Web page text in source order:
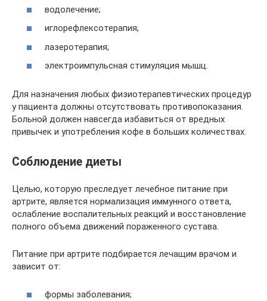
водолечение;
иглорефлексотерапия;
лазеротерапия;
электроимпульсная стимуляция мышц.
Для назначения любых физиотерапевтических процедур
у пациента должны отсутствовать противопоказания.
Больной должен навсегда избавиться от вредных
привычек и употребления кофе в больших количествах.
Соблюдение диеты
Целью, которую преследует лечебное питание при
артрите, является нормализация иммунного ответа,
ослабление воспалительных реакций и восстановление
полного объема движений пораженного сустава.
Питание при артрите подбирается лечащим врачом и
зависит от:
формы заболевания;